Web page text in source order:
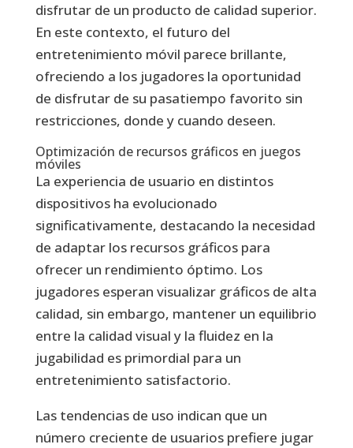
disfrutar de un producto de calidad superior.
En este contexto, el futuro del
entretenimiento móvil parece brillante,
ofreciendo a los jugadores la oportunidad
de disfrutar de su pasatiempo favorito sin
restricciones, donde y cuando deseen.
Optimización de recursos gráficos en juegos
móviles
La experiencia de usuario en distintos
dispositivos ha evolucionado
significativamente, destacando la necesidad
de adaptar los recursos gráficos para
ofrecer un rendimiento óptimo. Los
jugadores esperan visualizar gráficos de alta
calidad, sin embargo, mantener un equilibrio
entre la calidad visual y la fluidez en la
jugabilidad es primordial para un
entretenimiento satisfactorio.
Las tendencias de uso indican que un
número creciente de usuarios prefiere jugar